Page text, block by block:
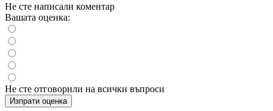
Не сте написали коментар
Вашата оценка:
Не сте отговорили на всички въпроси
Изпрати оценка